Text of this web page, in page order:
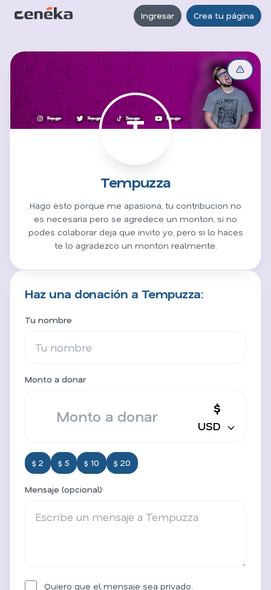
Ingresar Crea tu página
T
Tempuzza
Hago esto porque me apasiona, tu contribucion no
es necesaria pero se agredece un monton, si no
podes colaborar deja que invito yo, pero si lo haces
te lo agradezco un monton realmente.
Haz una donación a Tempuzza:
Tu nombre
Monto a donar
$
USD
$ 2 $ 5 $ 10 $ 20
Mensaje (opcional)
Quiero que el mensaje sea privado.